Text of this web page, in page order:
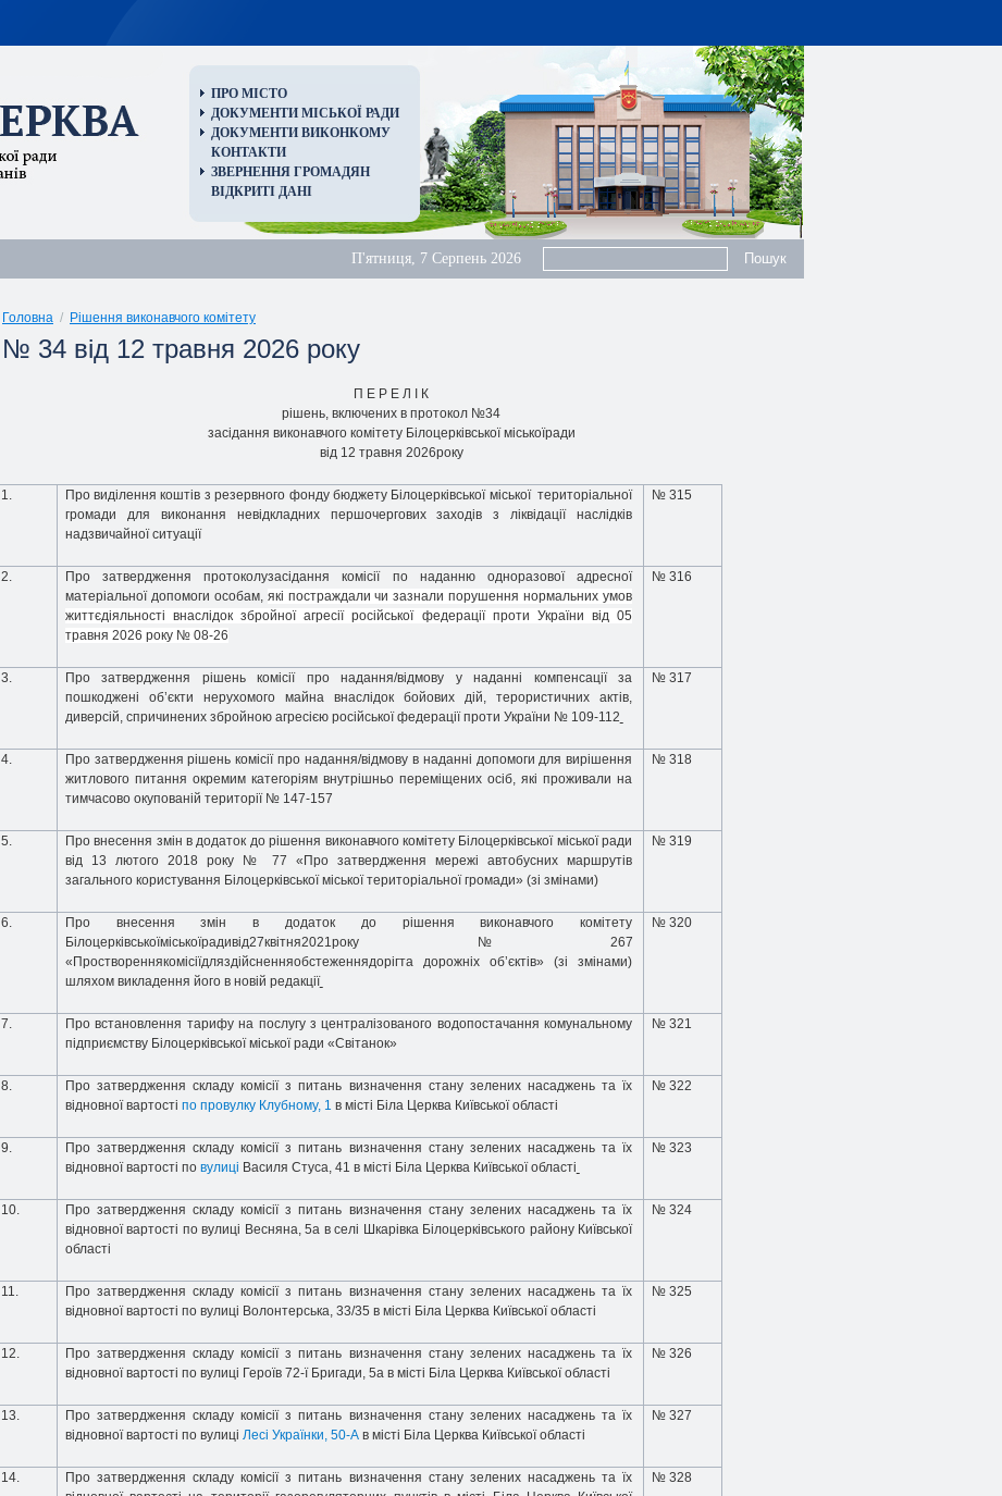
ПРО МІСТО
ДОКУМЕНТИ МІСЬКОЇ РАДИ
ДОКУМЕНТИ ВИКОНКОМУ
КОНТАКТИ
ЗВЕРНЕННЯ ГРОМАДЯН
ВІДКРИТІ ДАНІ
П'ятниця, 7 Серпень 2026
Головна / Рішення виконавчого комітету
№ 34 від 12 травня 2026 року
П Е Р Е Л I К
piшень, включених в протокол №34
засідання виконавчого комітету Білоцерківської міськоїради
від 12 травня 2026року
1. Про виділення коштів з резервного фонду бюджету Білоцерківської міської територіальної
громади для виконання невідкладних першочергових заходів з ліквідації наслідків
надзвичайної ситуації
№ 315
2.
Про затвердження протоколузасідання комісії по наданню одноразової адресної
матеріальної допомоги особам, які постраждали чи зазнали порушення нормальних умов
життєдіяльності внаслідок збройної агресії російської федерації проти України від 05
травня 2026 року № 08-26
№ 316
3.
Про затвердження рішень комісії про надання/відмову у наданні компенсації за
пошкоджені об’єкти нерухомого майна внаслідок бойових дій, терористичних актів,
диверсій, спричинених збройною агресією російської федерації проти України № 109-112
№ 317
4.
Про затвердження рішень комісії про надання/відмову в наданні допомоги для вирішення
житлового питання окремим категоріям внутрішньо переміщених осіб, які проживали на
тимчасово окупованій території № 147-157
№ 318
5.
Про внесення змін в додаток до рішення виконавчого комітету Білоцерківської міської ради
від 13 лютого 2018 року № 77 «Про затвердження мережі автобусних маршрутів
загального користування Білоцерківської міської територіальної громади» (зі змінами)
№ 319
6.
Про внесення змін в додаток до рішення виконавчого комітету
Білоцерківськоїміськоїрадивід27квітня2021року№267
«Проствореннякомісіїдляздійсненняобстеженнядорігта дорожніх об’єктів» (зі змінами)
шляхом викладення його в новій редакції
№ 320
7.
Про встановлення тарифу на послугу з централізованого водопостачання комунальному
підприємству Білоцерківської міської ради «Світанок»
№ 321
8.
Про затвердження складу комісії з питань визначення стану зелених насаджень та їх
відновної вартості по провулку Клубному, 1 в місті Біла Церква Київської області
№ 322
9.
Про затвердження складу комісії з питань визначення стану зелених насаджень та їх
відновної вартості по вулиці Василя Стуса, 41 в місті Біла Церква Київської області
№ 323
10.
Про затвердження складу комісії з питань визначення стану зелених насаджень та їх
відновної вартості по вулиці Весняна, 5а в селі Шкарівка Білоцерківського району Київської
області
№ 324
11.
Про затвердження складу комісії з питань визначення стану зелених насаджень та їх
відновної вартості по вулиці Волонтерська, 33/35 в місті Біла Церква Київської області
№ 325
12.
Про затвердження складу комісії з питань визначення стану зелених насаджень та їх
відновної вартості по вулиці Героїв 72-ї Бригади, 5а в місті Біла Церква Київської області
№ 326
13.
Про затвердження складу комісії з питань визначення стану зелених насаджень та їх
відновної вартості по вулиці Лесі Українки, 50-Ав місті Біла Церква Київської області
№ 327
14.
Про затвердження складу комісії з питань визначення стану зелених насаджень та їх
№ 328